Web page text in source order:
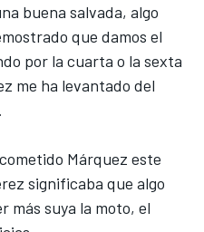
buena salvada, algo
que damos el
por la cuarta o la sexta
me ha levantado del
Márquez este
significaba que algo
más suya la moto, el